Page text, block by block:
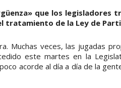
que los legisladores
tratamiento de la Ley de
Muchas veces, las jugadas
este martes en la
acorde al día a día de la